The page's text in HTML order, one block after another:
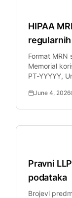
HIPAA
Format
Memorial
PT-YYYYY,
June 4, 2026
Pravni
podataka
Brojevi